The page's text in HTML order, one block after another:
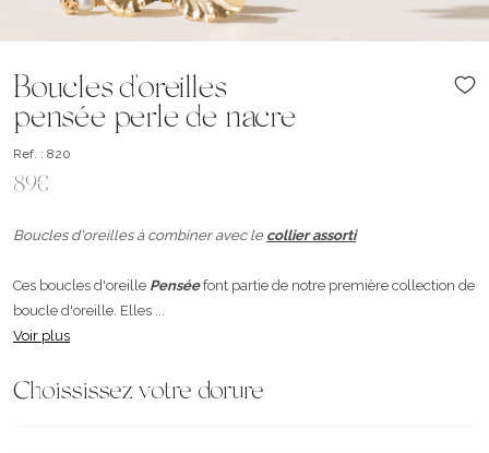
Boucles d'oreilles
pensée perle de nacre
Ref. : 820
89€
Boucles d'oreilles à combiner avec le collier assorti
Ces boucles d'oreille Penséefont partie de notre première collection de
boucle d'oreille. Elles ...
Voir plus
Choississez votre dorure